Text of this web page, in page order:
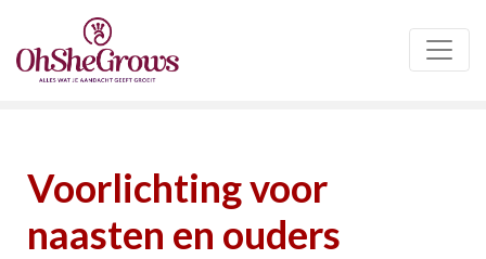
Voorlichting voor
naasten en ouders